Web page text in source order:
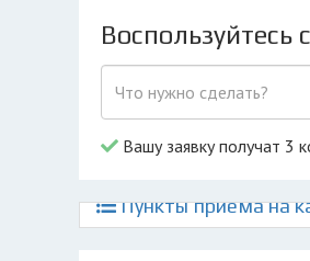
Воспользуйтесь
Вашу заявку получат 3
Пункты приема на